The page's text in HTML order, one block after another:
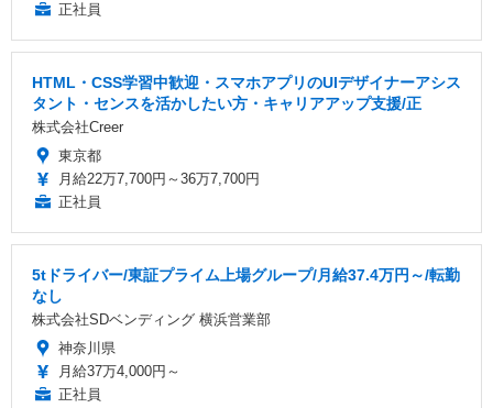
正社員
HTML・CSS学習中歓迎・スマホアプリのUIデザイナーアシス
タント・センスを活かしたい方・キャリアアップ支援/正
株式会社Creer
東京都
月給22万7,700円～36万7,700円
正社員
5tドライバー/東証プライム上場グループ/月給37.4万円～/転勤
なし
株式会社SDベンディング 横浜営業部
神奈川県
月給37万4,000円～
正社員